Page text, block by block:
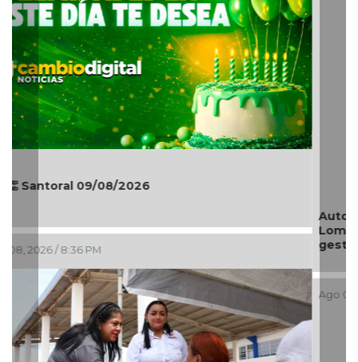
Lomas de Casa Blanca; dan seguimiento a
gestiones ciudadanas en territorio
Ago 08, 2026 / 6:55 PM